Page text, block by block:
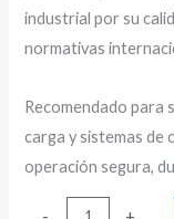
industrial por su
normativas
Recomendado para
carga y sistemas
operación segura,
BREAKER